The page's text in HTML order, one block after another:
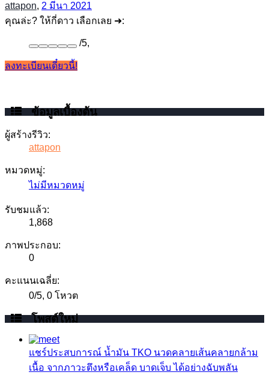
attapon, 2 มีนา 2021
คุณล่ะ? ให้กี่ดาว เลือกเลย ➜:
/5,
ลงทะเบียนเดี๋ยวนี้!
ข้อมูลเบื้องต้น
ผู้สร้างรีวิว:
attapon
หมวดหมู่:
ไม่มีหมวดหมู่
รับชมแล้ว:
1,868
ภาพประกอบ:
0
คะแนนเฉลี่ย:
0/5, 0 โหวต
โพสต์ใหม่
แชร์ประสบการณ์ น้ำมัน TKO นวดคลายเส้นคลายกล้าม
เนื้อ จากภาวะตึงหรือเคล็ด บาดเจ็บ ได้อย่างฉับพลัน